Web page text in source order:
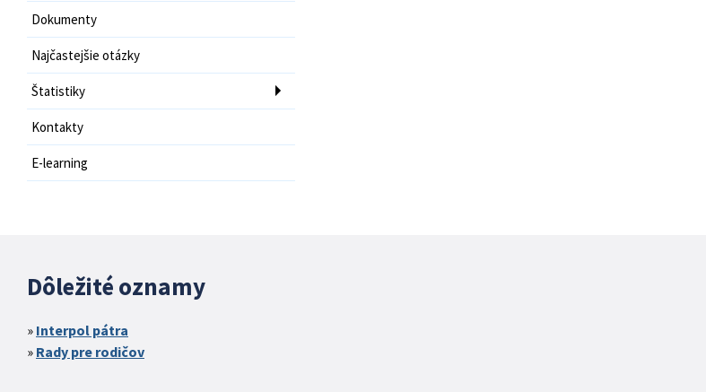
Dokumenty
Najčastejšie otázky
Štatistiky
Kontakty
E-learning
Dôležité oznamy
Interpol pátra
Rady pre rodičov